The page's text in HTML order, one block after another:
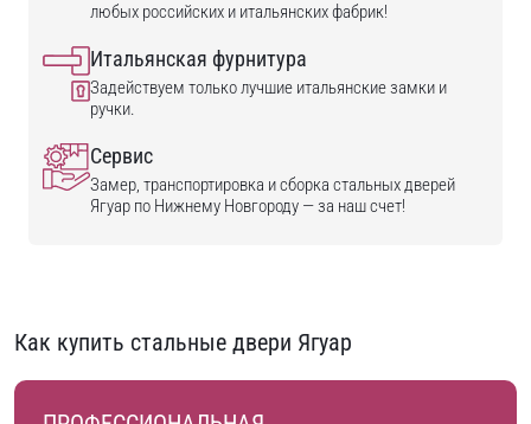
любых российских и итальянских фабрик!
Итальянская фурнитура
Задействуем только лучшие итальянские замки и
ручки.
Сервис
Замер, транспортировка и сборка стальных дверей
Ягуар по Нижнему Новгороду — за наш счет!
Как купить стальные двери Ягуар